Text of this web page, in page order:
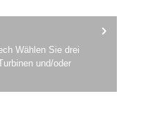
Wählen Sie drei
und/oder